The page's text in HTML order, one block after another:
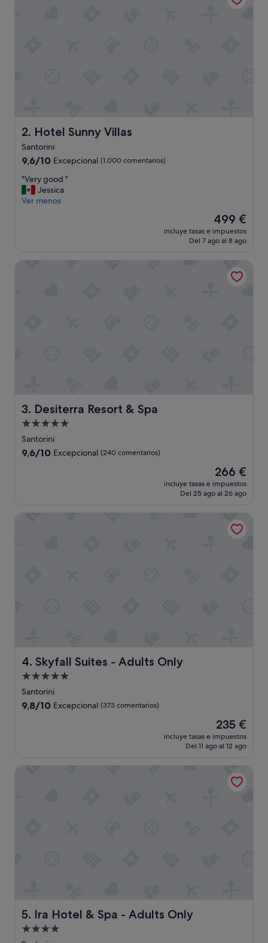
i
o
n
e
"
2. Hotel Sunny Villas
Hotel Sunny Villas
Santorini
9.6
10,
Excepcional,
(1.000 comentarios)
9,6/10 Excepcional (1.000 comentarios)
"
e
"Very good "
Jessica
Ver menos
El
precio
actual
de
499 €
499 €
incluye tasas e impuestos
Del 7 ago al 8 ago
3. Desiterra Resort & Spa
Desiterra Resort & Spa
Alojamiento
de
5.0 estrellas
Santorini
9.6
9,6/10 Excepcional (240 comentarios)
El
precio
actual
de
266 €
266 €
incluye tasas e impuestos
Del 25 ago al 26 ago
4. Skyfall Suites - Adults Only
Skyfall Suites - Adults Only
Alojamiento
de
5.0 estrellas
Santorini
9.8
9,8/10 Excepcional (373 comentarios)
El
precio
actual
de
235 €
235 €
incluye tasas e impuestos
Del 11 ago al 12 ago
5. Ira Hotel & Spa - Adults Only
Ira Hotel & Spa - Adults Only
Alojamiento